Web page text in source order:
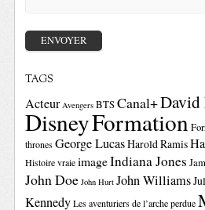
TAGS
Acteur Avengers BTSCanal+David
DisneyFormation
thrones George LucasHarold Ramis
Histoire vraie imageIndiana Jones
John Doe John Hurt John Williams
Kennedy Les aventuriers de l’arche perdue